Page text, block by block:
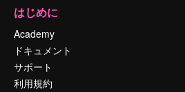
はじめに
Academy
ドキュメント
サポート
利用規約